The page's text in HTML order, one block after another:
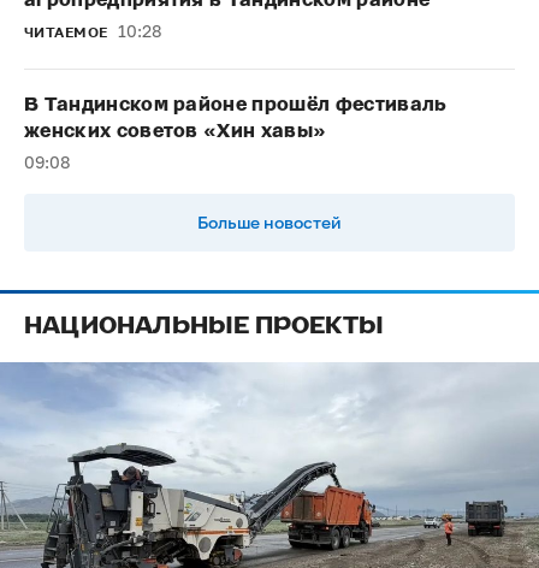
ЧИТАЕМОЕ 10:28
В Тандинском районе прошёл фестиваль
женских советов «Хин хавы»
09:08
Больше новостей
НАЦИОНАЛЬНЫЕ ПРОЕКТЫ